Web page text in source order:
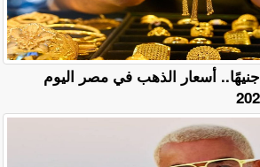
عيار 24 يسجل 6834 جنيهًا.. أسعار الذهب في مصر اليوم